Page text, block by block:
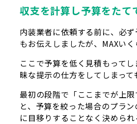
収支を計算し予算をたて
内装業者に依頼する前に、必
もお伝えしましたが、MAXい
ここで予算を低く見積もって
昧な提示の仕方をしてしまって
最初の段階で「ここまでが上
と、予算を絞った場合のプラ
に目移りすることなく決めら